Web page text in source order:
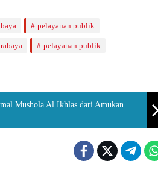
pelayanan publik
pelayanan publik
Mushola Al Ikhlas dari Amukan